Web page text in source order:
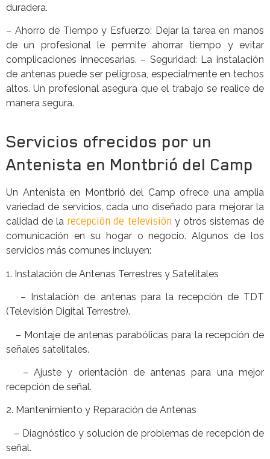
duradera.
– Ahorro de Tiempo y Esfuerzo: Dejar la tarea en manos
de un profesional le permite ahorrar tiempo y evitar
complicaciones innecesarias. – Seguridad: La instalación
de antenas puede ser peligrosa, especialmente en techos
altos. Un profesional asegura que el trabajo se realice de
manera segura.
Servicios ofrecidos por un
Antenista en Montbrió del Camp
Un Antenista en Montbrió del Camp ofrece una amplia
variedad de servicios, cada uno diseñado para mejorar la
calidad de la recepción de televisión y otros sistemas de
comunicación en su hogar o negocio. Algunos de los
servicios más comunes incluyen:
1. Instalación de Antenas Terrestres y Satelitales
– Instalación de antenas para la recepción de TDT
(Televisión Digital Terrestre).
– Montaje de antenas parabólicas para la recepción de
señales satelitales.
– Ajuste y orientación de antenas para una mejor
recepción de señal.
2. Mantenimiento y Reparación de Antenas
– Diagnóstico y solución de problemas de recepción de
señal.